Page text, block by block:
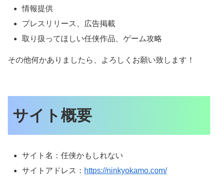
情報提供
プレスリリース、広告掲載
取り扱ってほしい任侠作品、ゲーム攻略
その他何かありましたら、よろしくお願い致します！
サイト概要
サイト名：任侠かもしれない
サイトアドレス： https://ninkyokamo.com/